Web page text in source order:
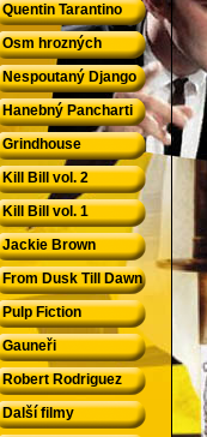
Quentin Tarantino
Osm hrozných
Nespoutaný Django
Hanebný Pancharti
Grindhouse
Kill Bill vol. 2
Kill Bill vol. 1
Jackie Brown
From Dusk Till Dawn
Pulp Fiction
Gauneři
Robert Rodriguez
Další filmy